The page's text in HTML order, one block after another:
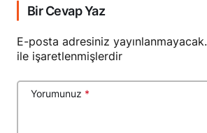
Bir Cevap Yaz
E-posta adresiniz yayınlanmayacak.
ile işaretlenmişlerdir
Yorumunuz *